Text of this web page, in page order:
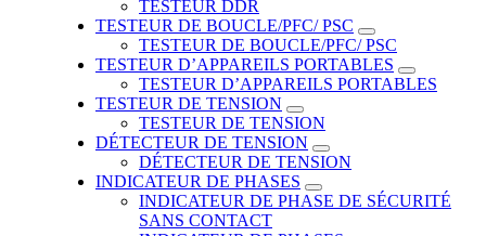
TESTEUR DDR
TESTEUR DE BOUCLE/PFC/ PSC
TESTEUR DE BOUCLE/PFC/ PSC
TESTEUR D’APPAREILS PORTABLES
TESTEUR D’APPAREILS PORTABLES
TESTEUR DE TENSION
TESTEUR DE TENSION
DÉTECTEUR DE TENSION
DÉTECTEUR DE TENSION
INDICATEUR DE PHASES
INDICATEUR DE PHASE DE SÉCURITÉ
SANS CONTACT